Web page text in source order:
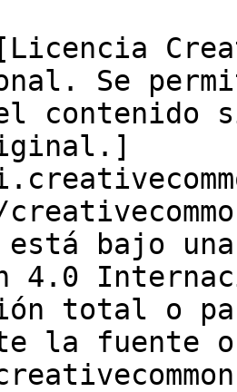
Se
contenido
bajo
4.0
total o
la fuente